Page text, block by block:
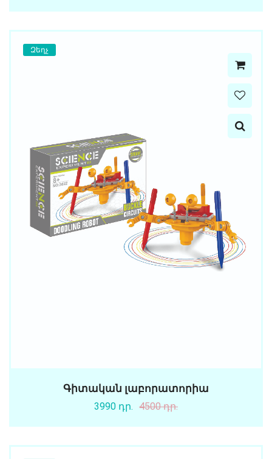
Զեղչ
Գիտական լաբորատորիա
3990 դր. 4500 դր.